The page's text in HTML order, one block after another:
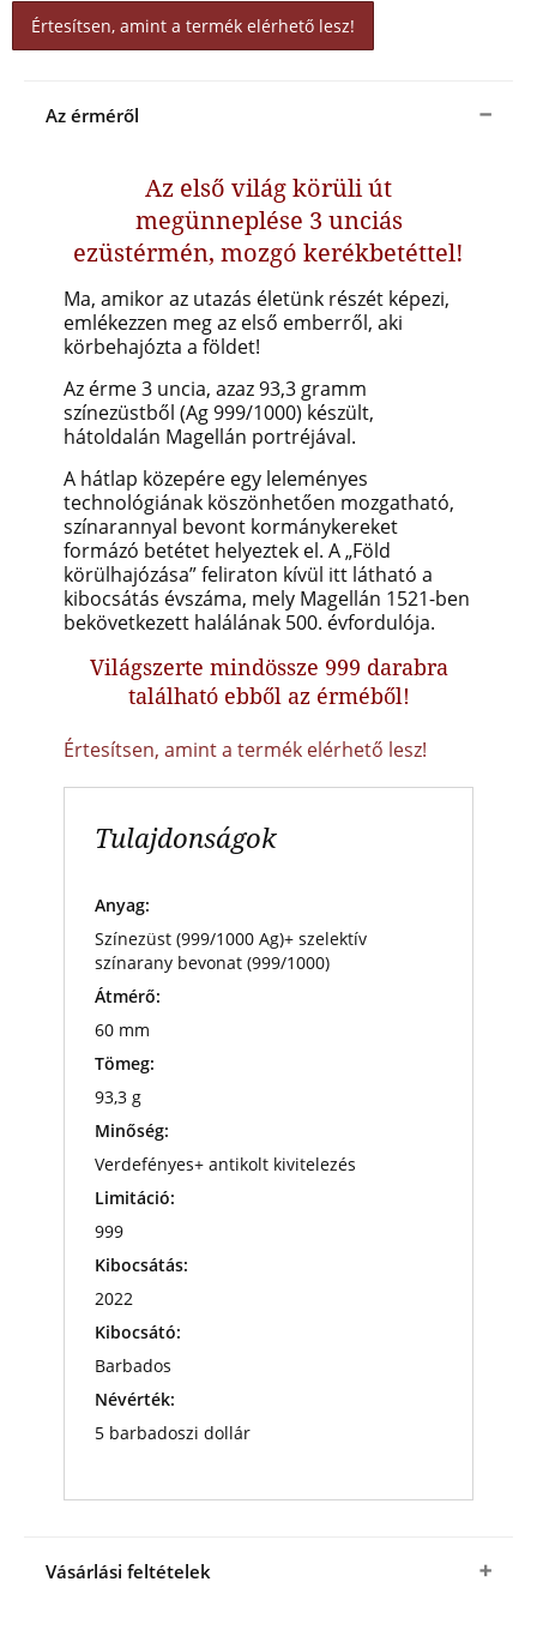
Értesítsen, amint a termék elérhető lesz!
Az érméről
Az első világ körüli út
megünneplése 3 unciás
ezüstérmén, mozgó kerékbetéttel!
Ma, amikor az utazás életünk részét képezi,
emlékezzen meg az első emberről, aki
körbehajózta a földet!
Az érme 3 uncia, azaz93,3 gramm
színezüstből (Ag 999/1000) készült,
hátoldalán Magellán portréjával.
A hátlap közepére egy leleményes
technológiának köszönhetően mozgatható,
színarannyal bevont kormánykereket
formázó betétet helyeztek el. A „Föld
körülhajózása” feliraton kívül itt látható a
kibocsátás évszáma, mely Magellán 1521-ben
bekövetkezett halálának 500. évfordulója.
Világszerte mindössze 999 darabra
található ebből az érméből!
Értesítsen, amint a termék elérhető lesz!
Tulajdonságok
Anyag:
Színezüst (999/1000 Ag)+ szelektív
színarany bevonat (999/1000)
Átmérő:
60 mm
Tömeg:
93,3 g
Minőség:
Verdefényes+ antikolt kivitelezés
Limitáció:
999
Kibocsátás:
2022
Kibocsátó:
Barbados
Névérték:
5 barbadoszi dollár
Vásárlási feltételek